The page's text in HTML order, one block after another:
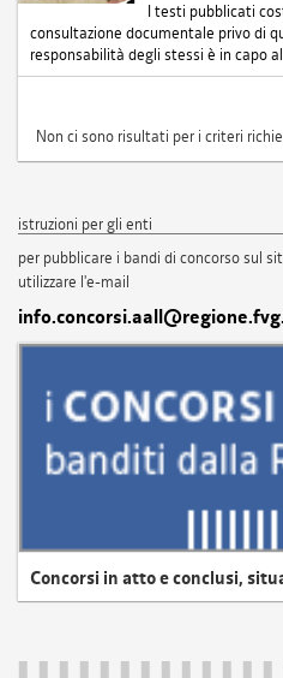
I testi pubblicati
consultazione documentale privo di
responsabilità degli stessi è in capo
Non ci sono risultati per i criteri
istruzioni per gli enti
per pubblicare i bandi di concorso sul
utilizzare l'e-mail
Concorsi in atto e conclusi,